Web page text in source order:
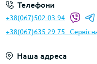
Телефони
+38(067)502-03-94
+38(067)635-29-75 -
Наша адреса